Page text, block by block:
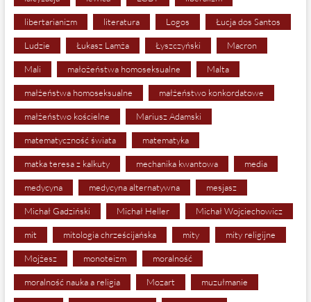
libertarianizm literatura Logos Łucja dos Santos
Ludzie Łukasz Lamża Łyszczyński Macron
Mali małożeństwa homoseksualne Malta
małżeństwa homoseksualne małżeństwo konkordatowe
małżeństwo kościelne Mariusz Adamski
matematyczność świata matematyka
matka teresa z kalkuty mechanika kwantowa media
medycyna medycyna alternatywna mesjasz
Michał Gadziński Michał Heller Michał Wojciechowicz
mit mitologia chrześcijańska mity mity religijne
Mojżesz monoteizm moralność
moralność nauka a religia Mozart muzułmanie